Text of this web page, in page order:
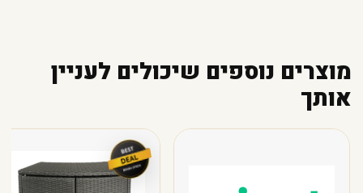
מוצרים נוספים שיכולים לעניין
אותך